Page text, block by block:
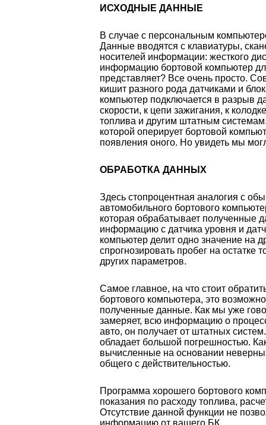
ИСХОДНЫЕ ДАННЫЕ
В случае с персональным
Данные вводятся с клавиатуры,
носителей информации: жесткого
информацию бортовой компьютер
представляет? Все очень просто.
кишит разного рода датчиками и
компьютер подключается в разрыв
скорости, к цепи зажигания, к
топлива и другим штатным
которой оперирует бортовой
появления оного. Но увидеть мы
ОБРАБОТКА ДАННЫХ
Здесь стопроцентная аналогия с
автомобильного бортового
которая обрабатывает полученные
информацию с датчика уровня и
компьютер делит одно значение на
спрогнозировать пробег на остатке
других параметров.
Самое главное, на что стоит
бортового компьютера, это
полученные данные. Как мы уже
замеряет, всю информацию о
авто, он получает от штатных
обладает большой погрешностью.
вычисленные на основании
общего с действительностью.
Программа хорошего бортового
показания по расходу топлива,
Отсутствие данной функции не
информацию от вашего БК.